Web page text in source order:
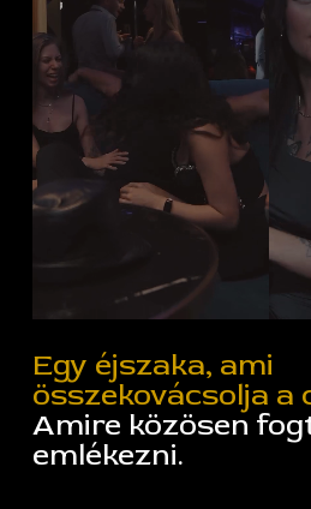
Egy éjszaka, ami
összekovácsolja a
Amire közösen
emlékezni.